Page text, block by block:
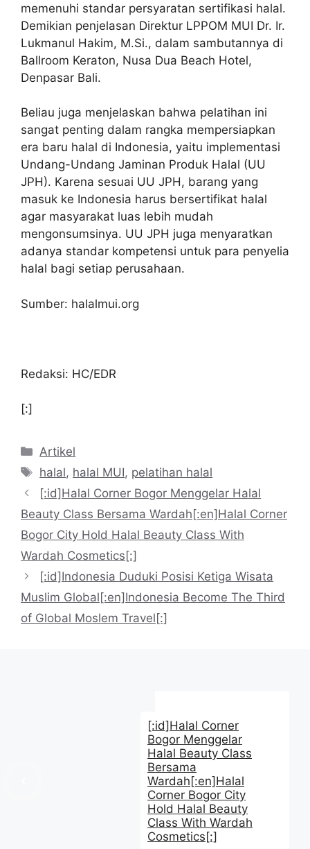
memenuhi standar persyaratan sertifikasi halal.
Demikian penjelasan Direktur LPPOM MUI Dr. Ir.
Lukmanul Hakim, M.Si., dalam sambutannya di
Ballroom Keraton, Nusa Dua Beach Hotel,
Denpasar Bali.
Beliau juga menjelaskan bahwa pelatihan ini
sangat penting dalam rangka mempersiapkan
era baru halal di Indonesia, yaitu implementasi
Undang-Undang Jaminan Produk Halal (UU
JPH). Karena sesuai UU JPH, barang yang
masuk ke Indonesia harus bersertifikat halal
agar masyarakat luas lebih mudah
mengonsumsinya. UU JPH juga menyaratkan
adanya standar kompetensi untuk para penyelia
halal bagi setiap perusahaan.
Sumber: halalmui.org
Redaksi: HC/EDR
[:]
Kategori
Artikel
Tag
halal, halal MUI, pelatihan halal
[:id]Halal Corner Bogor Menggelar Halal
Beauty Class Bersama Wardah[:en]Halal Corner
Bogor City Hold Halal Beauty Class With
Wardah Cosmetics[:]
[:id]Indonesia Duduki Posisi Ketiga Wisata
Muslim Global[:en]Indonesia Become The Third
of Global Moslem Travel[:]
[:id]Halal Corner
Bogor Menggelar
Halal Beauty Class
Bersama
Wardah[:en]Halal
Corner Bogor City
Hold Halal Beauty
Class With Wardah
Cosmetics[:]